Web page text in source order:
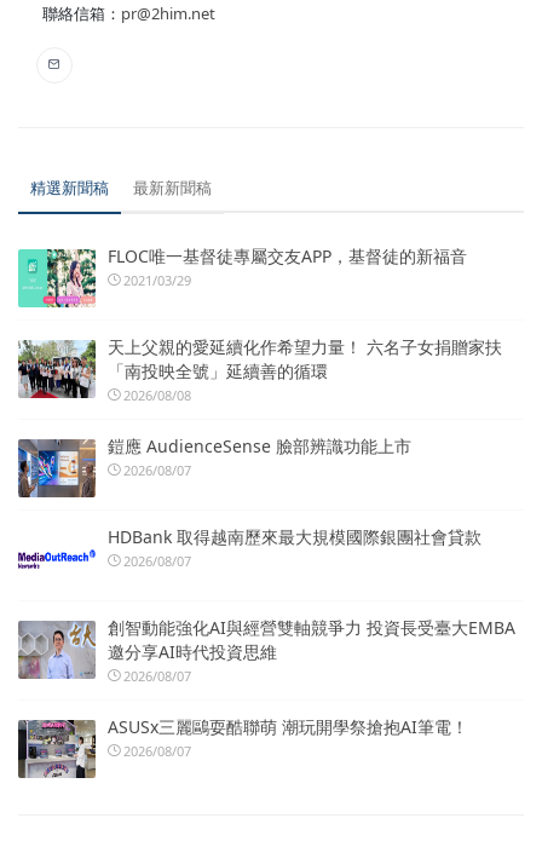
聯絡信箱： pr@2him.net
精選新聞稿 最新新聞稿
FLOC唯一基督徒專屬交友APP，基督徒的新福音
2021/03/29
天上父親的愛延續化作希望力量！ 六名子女捐贈家扶
「南投映全號」延續善的循環
2026/08/08
鎧應 AudienceSense 臉部辨識功能上市
2026/08/07
HDBank 取得越南歷來最大規模國際銀團社會貸款
2026/08/07
創智動能強化AI與經營雙軸競爭力 投資長受臺大EMBA
邀分享AI時代投資思維
2026/08/07
ASUSx三麗鷗耍酷聯萌 潮玩開學祭搶抱AI筆電！
2026/08/07